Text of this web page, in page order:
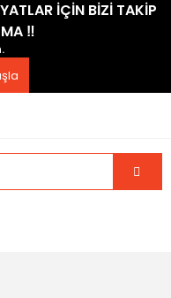
İÇİN BİZİ TAKİP
​‼️​